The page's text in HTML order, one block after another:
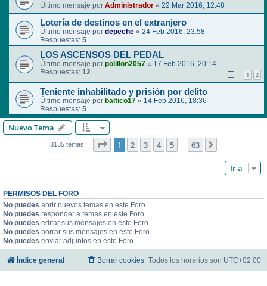
Último mensaje por Administrador « 22 Mar 2016, 12:48
Lotería de destinos en el extranjero
Último mensaje por depeche « 24 Feb 2016, 23:58
Respuestas: 5
LOS ASCENSOS DEL PEDAL
Último mensaje por polillon2057 « 17 Feb 2016, 20:14
Respuestas: 12 1 2
Teniente inhabilitado y prisión por delito
Último mensaje por baltico17 « 14 Feb 2016, 18:36
Respuestas: 5
Nuevo Tema
3135 temas Página de 63
1 2 3 4 5 63
Ir a
PERMISOS DEL FORO
No puedes abrir nuevos temas en este Foro
No puedes responder a temas en este Foro
No puedes editar sus mensajes en este Foro
No puedes borrar sus mensajes en este Foro
No puedes enviar adjuntos en este Foro
Índice general Todos los horarios son UTC+02:00
Borrar cookies